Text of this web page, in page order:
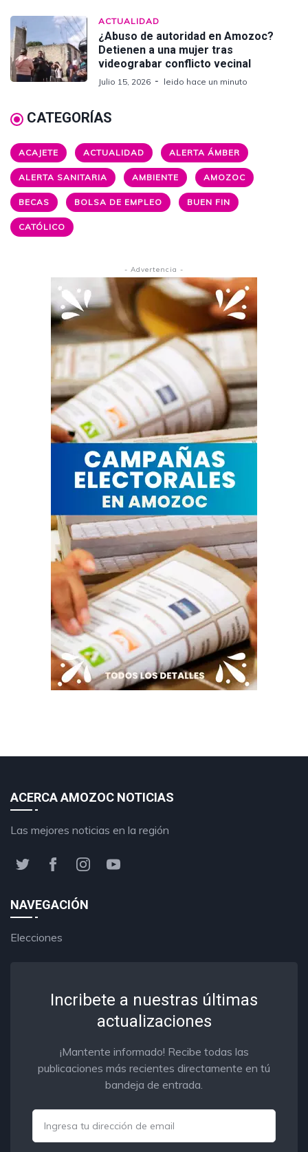
ACTUALIDAD
¿Abuso de autoridad en Amozoc?
Detienen a una mujer tras
videograbar conflicto vecinal
Julio 15, 2026 leido hace un minuto
CATEGORÍAS
ACAJETE ACTUALIDAD ALERTA ÁMBER
ALERTA SANITARIA AMBIENTE AMOZOC
BECAS BOLSA DE EMPLEO BUEN FIN
CATÓLICO
- Advertencia -
ACERCA AMOZOC NOTICIAS
Las mejores noticias en la región
NAVEGACIÓN
Elecciones
Incribete a nuestras últimas
actualizaciones
¡Mantente informado! Recibe todas las
publicaciones más recientes directamente en tú
bandeja de entrada.